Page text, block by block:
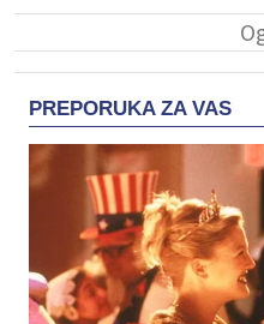
PREPORUKA ZA VAS